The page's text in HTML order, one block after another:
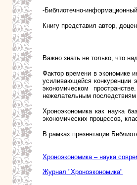
-Библиотечно-
Книгу представил автор,
Важно знать не только, что
Фактор времени в экономике
усиливающейся конкуренции
экономическом
нежелательным
Хроноэкономика как наука
экономических процессов,
В рамках презентации
Хроноэкономика – наука
Журнал "Хроноэкономика"